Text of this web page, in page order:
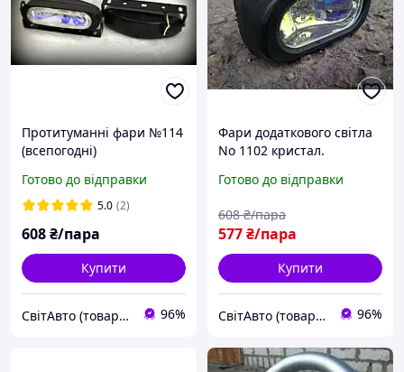
Протитуманні фари №114
(всепогодні)
Готово до відправки
5.0 (2)
608₴/пара
Купити
СвітАвто (товари для тюнінгу автомобілів ВАЗ) 96%
Фари додаткового світла
No 1102 кристал.
Готово до відправки
577₴/пара
608 ₴/пара
Купити
СвітАвто (товари для тюнінгу автомобілів ВАЗ) 96%